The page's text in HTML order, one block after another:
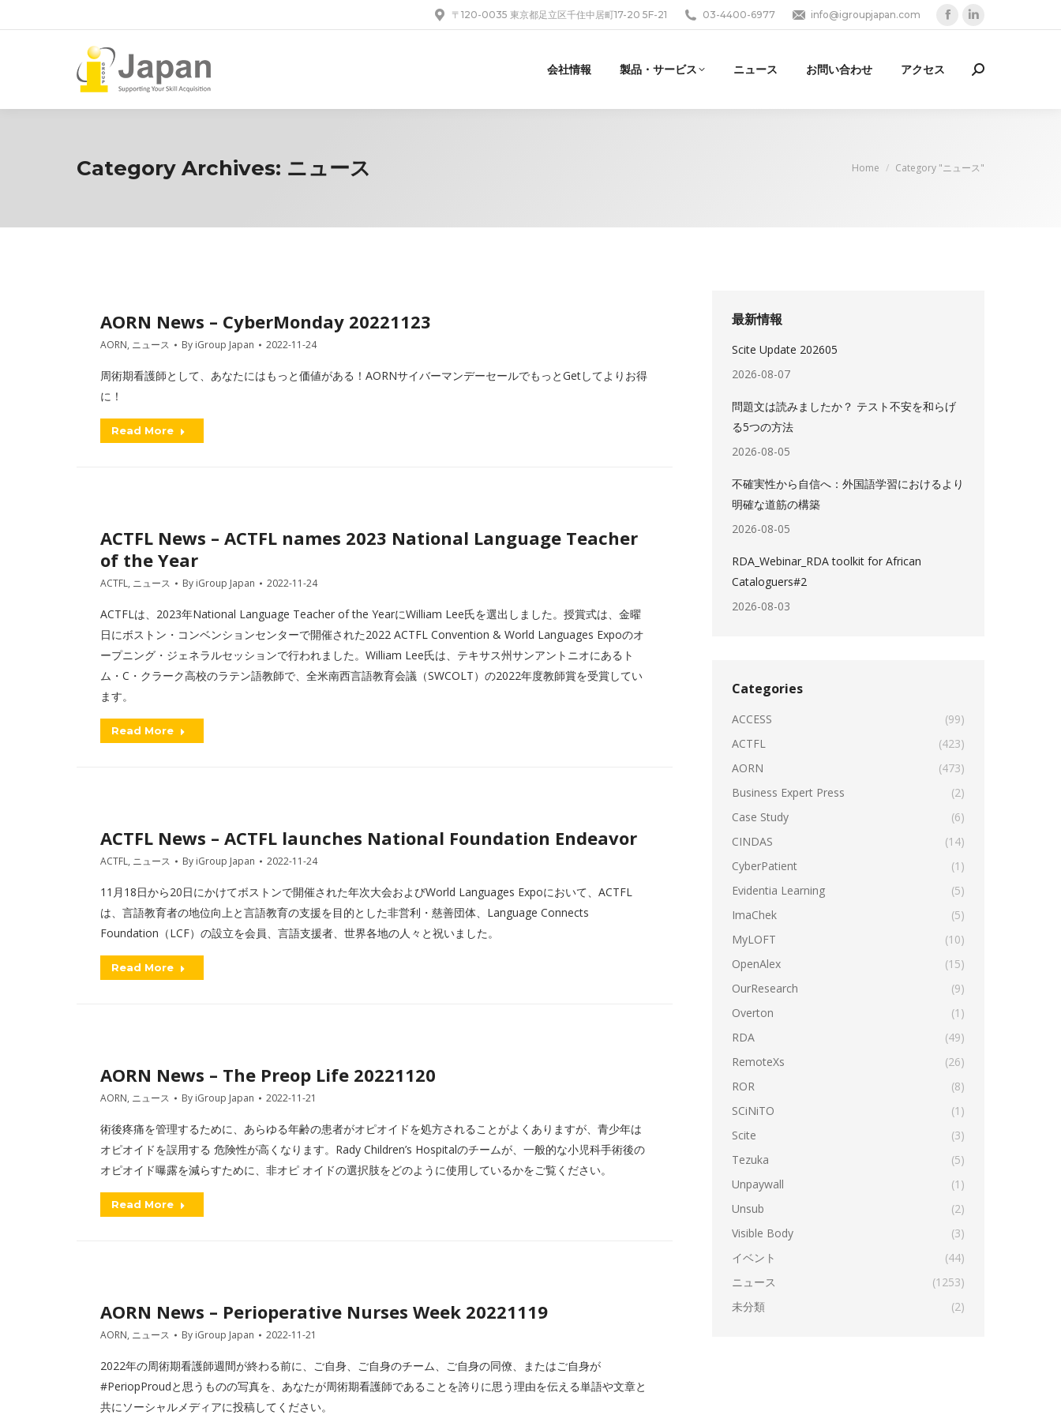
〒120-0035 東京都足立区千住中居町17-20 5F-21 03-4400-6977 info@igroupjapan.com
opensopens
会社情報 製品・サービス ニュース お問い合わせ アクセス Search:
Category Archives: ニュース You are here:
Home Category "ニュース"
AORN News – CyberMonday 20221123
AORN, ニュース By iGroup Japan 2022-11-24
周術期看護師として、あなたにはもっと価値がある！AORNサイバーマンデーセールでもっとGetしてよりお得
に！
Read More
ACTFL News – ACTFL names 2023 National Language Teacher
of the Year
ACTFL, ニュース By iGroup Japan 2022-11-24
ACTFLは、2023年National Language Teacher of the YearにWilliam Lee氏を選出しました。授賞式は、金曜
日にボストン・コンベンションセンターで開催された2022 ACTFL Convention & World Languages Expoのオ
ープニング・ジェネラルセッションで行われました。William Lee氏は、テキサス州サンアントニオにあるト
ム・C・クラーク高校のラテン語教師で、全米南西言語教育会議（SWCOLT）の2022年度教師賞を受賞してい
ます。
Read More
ACTFL News – ACTFL launches National Foundation Endeavor
ACTFL, ニュース By iGroup Japan 2022-11-24
11月18日から20日にかけてボストンで開催された年次大会およびWorld Languages Expoにおいて、ACTFL
は、言語教育者の地位向上と言語教育の支援を目的とした非営利・慈善団体、Language Connects
Foundation（LCF）の設立を会員、言語支援者、世界各地の人々と祝いました。
Read More
AORN News – The Preop Life 20221120
AORN, ニュース By iGroup Japan 2022-11-21
術後疼痛を管理するために、あらゆる年齢の患者がオピオイドを処方されることがよくありますが、青少年は
オピオイドを誤用する 危険性が高くなります。Rady Children’s Hospitalのチームが、一般的な小児科手術後の
オピオイド曝露を減らすために、非オピ オイドの選択肢をどのように使用しているかをご覧ください。
Read More
AORN News – Perioperative Nurses Week 20221119
AORN, ニュース By iGroup Japan 2022-11-21
2022年の周術期看護師週間が終わる前に、ご自身、ご自身のチーム、ご自身の同僚、またはご自身が
#PeriopProudと思うものの写真を、あなたが周術期看護師であることを誇りに思う理由を伝える単語や文章と
共にソーシャルメディアに投稿してください。
最新情報
Scite Update 202605
2026-08-07
問題文は読みましたか？ テスト不安を和らげ
る5つの方法
2026-08-05
不確実性から自信へ：外国語学習におけるより
明確な道筋の構築
2026-08-05
RDA_Webinar_RDA toolkit for African
Cataloguers#2
2026-08-03
Categories
ACCESS
(99)
ACTFL
(423)
AORN
(473)
Business Expert Press
(2)
Case Study
(6)
CINDAS
(14)
CyberPatient
(1)
Evidentia Learning
(5)
ImaChek
(5)
MyLOFT
(10)
OpenAlex
(15)
OurResearch
(9)
Overton
(1)
RDA
(49)
RemoteXs
(26)
ROR
(8)
SCiNiTO
(1)
Scite
(3)
Tezuka
(5)
Unpaywall
(1)
Unsub
(2)
Visible Body
(3)
イベント
(44)
ニュース
(1253)
未分類
(2)